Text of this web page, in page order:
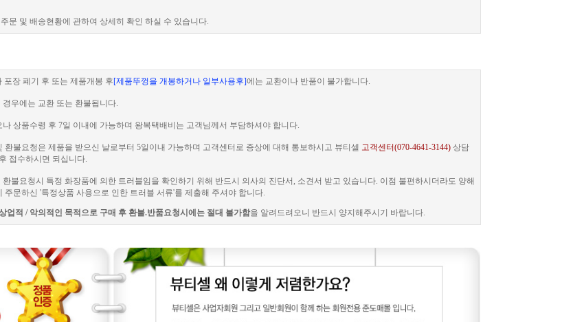
문 및 배송현황에 관하여 상세히 확인 하실 수 있습니다.
포장 폐기 후 또는 제품개봉 후[제품뚜껑을 개봉하거나 일부사용후]에는 교환이나 반품이 불가합니다.
우에는 교환 또는 환불됩니다.
상품수령 후 7일 이내에 가능하며 왕복택배비는 고객님께서 부담하셔야 합니다.
환불요청은 제품을 받으신 날로부터 5일이내 가능하며 고객센터로 증상에 대해 통보하시고 뷰티셀 고객센터(070-4641-3144)상담
접수하시면 되십니다.
불요청시 특정 화장품에 의한 트러블임을 확인하기 위해 반드시 의사의 진단서, 소견서 받고 있습니다. 이점 불편하시더라도 양해
주문하신 '특정상품 사용으로 인한 트러블 서류'를 제출해 주셔야 합니다.
업적 / 악의적인 목적으로 구매 후 환불.반품요청시에는 절대 불가함을 알려드려오니 반드시 양지해주시기 바랍니다.